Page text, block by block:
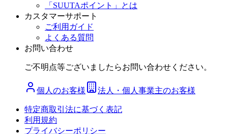
「SUUTAポイント」とは
カスタマーサポート
ご利用ガイド
よくある質問
お問い合わせ
ご不明点等ございましたらお問い合わせください。
個人のお客様 法人・個人事業主のお客様
特定商取引法に基づく表記
利用規約
プライバシーポリシー